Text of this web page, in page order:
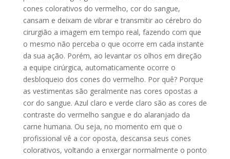
cones colorativos do vermelho, cor do sangue,
cansam e deixam de vibrar e transmitir ao cérebro do
cirurgião a imagem em tempo real, fazendo com que
o mesmo não perceba o que ocorre em cada instante
da sua ação. Porém, ao levantar os olhos em direção
a equipe cirúrgica, automaticamente ocorre o
desbloqueio dos cones do vermelho. Por quê? Porque
as vestimentas são geralmente nas cores opostas a
cor do sangue. Azul claro e verde claro são as cores de
contraste do vermelho sangue e do alaranjado da
carne humana. Ou seja, no momento em que o
profissional vê a cor oposta, descansa seus cones
colorativos, voltando a enxergar normalmente o ponto